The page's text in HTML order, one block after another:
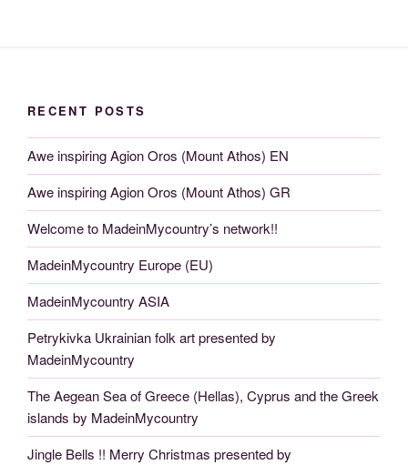
RECENT POSTS
Awe inspiring Agion Oros (Mount Athos) EN
Awe inspiring Agion Oros (Mount Athos) GR
Welcome to MadeinMycountry’s network!!
MadeinMycountry Europe (EU)
MadeinMycountry ASIA
Petrykivka Ukrainian folk art presented by
MadeinMycountry
The Aegean Sea of Greece (Hellas), Cyprus and the Greek
islands by MadeinMycountry
Jingle Bells !! Merry Christmas presented by